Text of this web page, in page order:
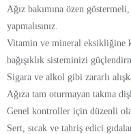
Ağız bakımına özen
yapmalısınız.
Vitamin ve mineral eksikliğine
bağışıklık sisteminizi
Sigara ve alkol gibi zararlı
Ağıza tam oturmayan takma
Genel kontroller için düzenli
Sert, sıcak ve tahriş edici